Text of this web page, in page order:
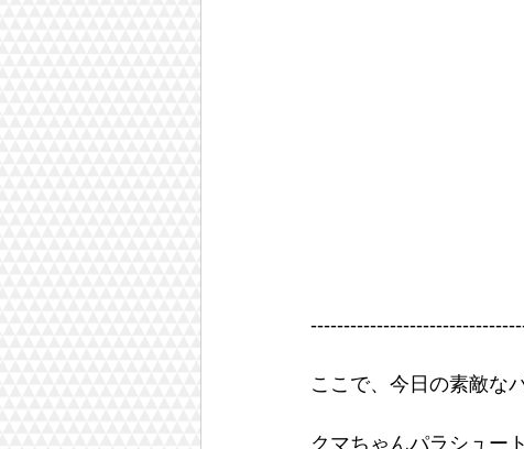
ここで、今日の素敵な
クマちゃんパラシュート